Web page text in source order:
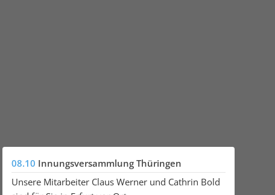
08.10 Innungsversammlung Thüringen
Unsere Mitarbeiter Claus Werner und Cathrin Bold